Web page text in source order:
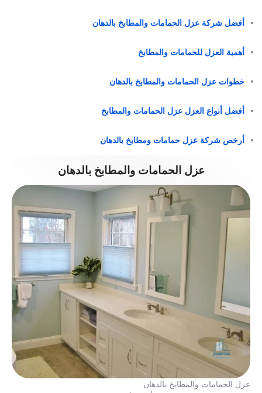
أفضل شركة عزل الحمامات والمطابخ بالدهان
أهمية العزل للحمامات والمطابخ
خطوات عزل الحمامات والمطابخ بالدهان
أفضل أنواع العزل عزل الحمامات والمطابخ
أرخص شركة عزل حمامات ومطابخ بالدهان
عزل الحمامات والمطابخ بالدهان
عزل الحمامات والمطابخ بالدهان